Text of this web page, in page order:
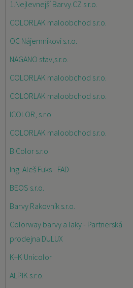
1.Nejlevnejší Barvy.CZ s.r.o.
COLORLAK maloobchod s.r.o.
OC Nájemníkovi s.r.o.
NAGANO stav,s.r.o.
COLORLAK maloobchod s.r.o.
COLORLAK maloobchod s.r.o.
ICOLOR, s.r.o.
COLORLAK maloobchod s.r.o.
B Color s.r.o
Ing. Aleš Fuks - FAD
BEOS s.r.o.
Barvy Rakovník s.r.o.
Colorway barvy a laky - Partnerská
prodejna DULUX
K+K Unicolor
ALPIK s.r.o.